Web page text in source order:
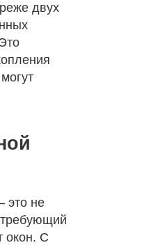
двух
это не
окон. С